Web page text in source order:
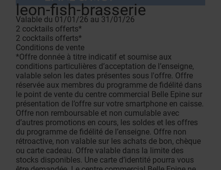
leon-fish-brasserie
Valable du 01/01/26 au 31/01/26
2 cocktails offerts*
2 cocktails offerts*
Conditions de vente
*Offre donnée à titre indicatif et soumise aux
conditions particulières d’acceptation de l’enseigne,
valable selon les dates présentes sous l'offre. Offre
réservée aux membres du programme de fidélité dans
le point de vente du centre commercial Belle Epine sur
présentation de l’offre sur votre smartphone en caisse.
Offre non remboursable et non cumulable avec
d’autres promotions en cours, les soldes et les offres
du programme de fidélité de l’enseigne. Offre non
rétroactive, non valable sur les achats de bon, chèque
ou carte cadeau. Offre valable dans la limite des
stocks disponibles. Une carte d’identité pourra vous